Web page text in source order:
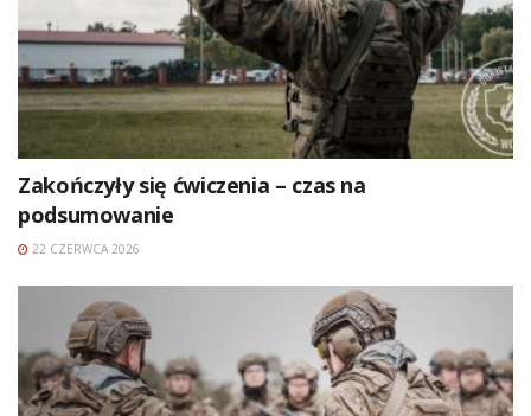
Zakończyły się ćwiczenia – czas na
podsumowanie
22 CZERWCA 2026